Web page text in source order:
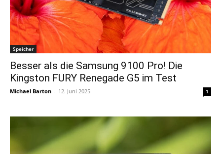
Speicher
Besser als die Samsung 9100 Pro! Die
Kingston FURY Renegade G5 im Test
Michael Barton - 12. Juni 2025 1